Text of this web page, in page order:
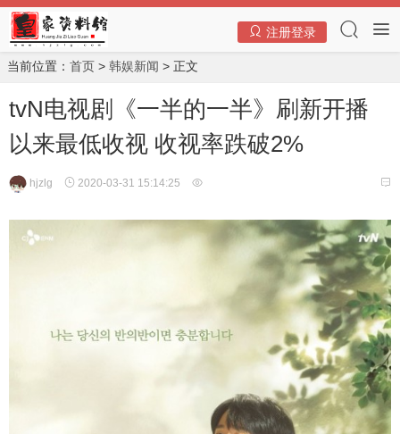
注册登录
当前位置： 首页 > 韩娱新闻 > 正文
tvN电视剧《一半的一半》刷新开播
以来最低收视 收视率跌破2%
hjzlg 2020-03-31 15:14:25